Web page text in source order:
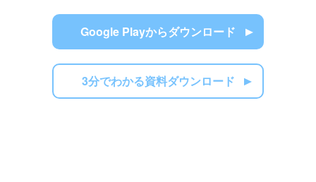
Google Playからダウンロード
3分でわかる資料ダウンロード